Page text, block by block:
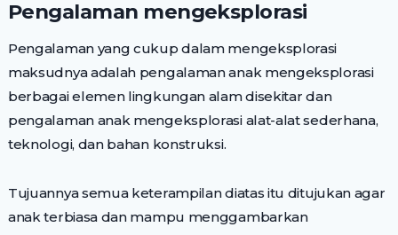
Pengalaman mengeksplorasi
Pengalaman yang cukup dalam mengeksplorasi
maksudnya adalah pengalaman anak mengeksplorasi
berbagai elemen lingkungan alam disekitar dan
pengalaman anak mengeksplorasi alat-alat sederhana,
teknologi, dan bahan konstruksi.
Tujuannya semua keterampilan diatas itu ditujukan agar
anak terbiasa dan mampu menggambarkan